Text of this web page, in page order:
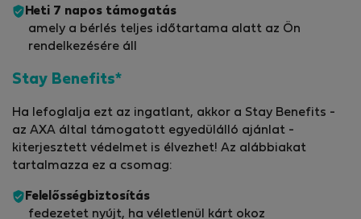
Heti 7 napos támogatás
amely a bérlés teljes időtartama alatt az Ön
rendelkezésére áll
Stay Benefits*
Ha lefoglalja ezt az ingatlant, akkor a Stay Benefits -
az AXA által támogatott egyedülálló ajánlat -
kiterjesztett védelmet is élvezhet! Az alábbiakat
tartalmazza ez a csomag:
Felelősségbiztosítás
fedezetet nyújt, ha véletlenül kárt okoz